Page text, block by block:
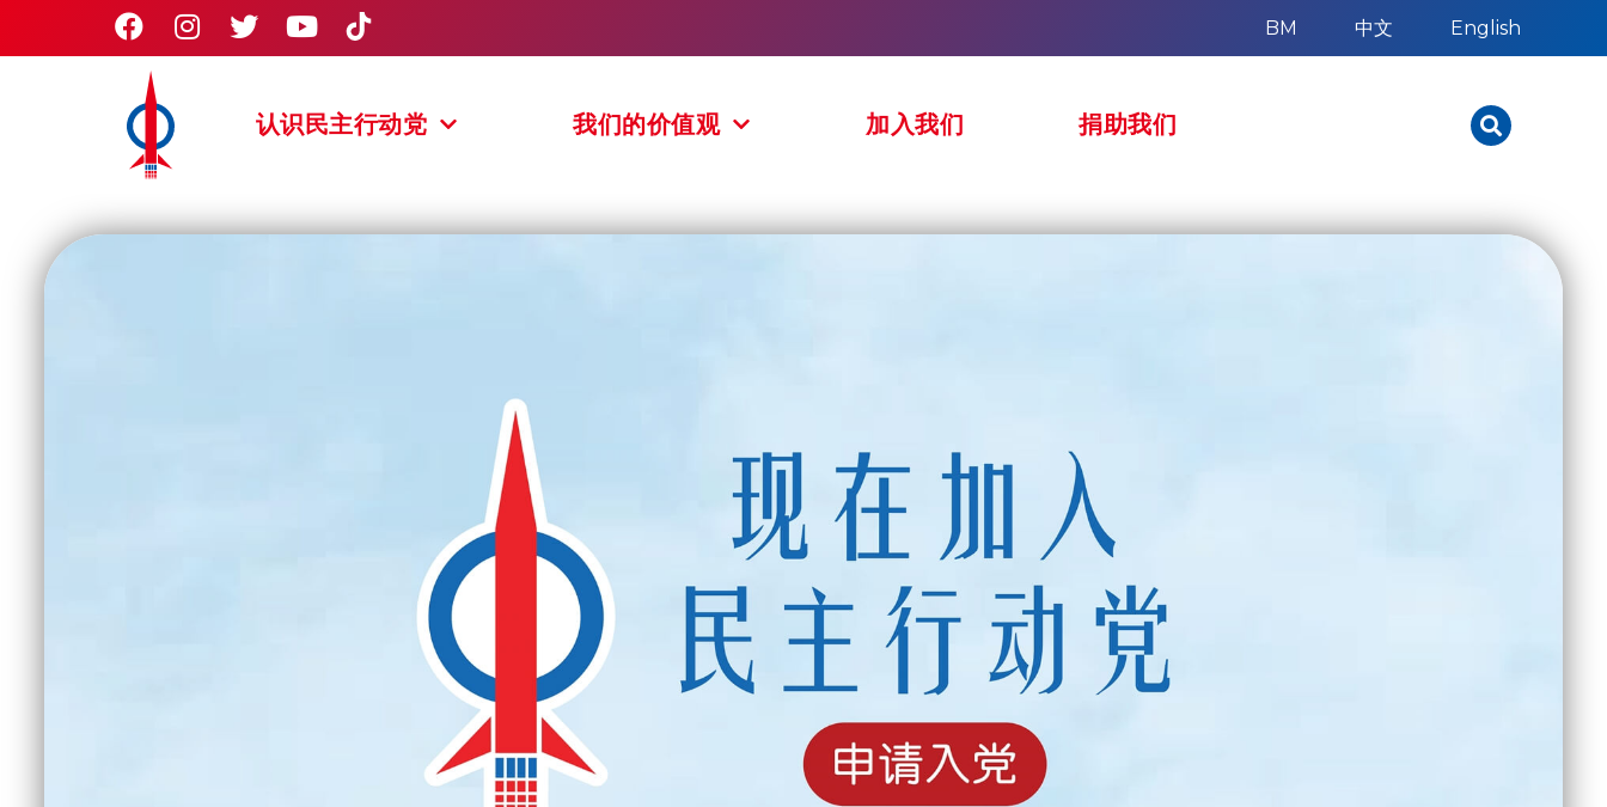
BM 中文 English
认识民主行动党 我们的价值观 加入我们 捐助我们